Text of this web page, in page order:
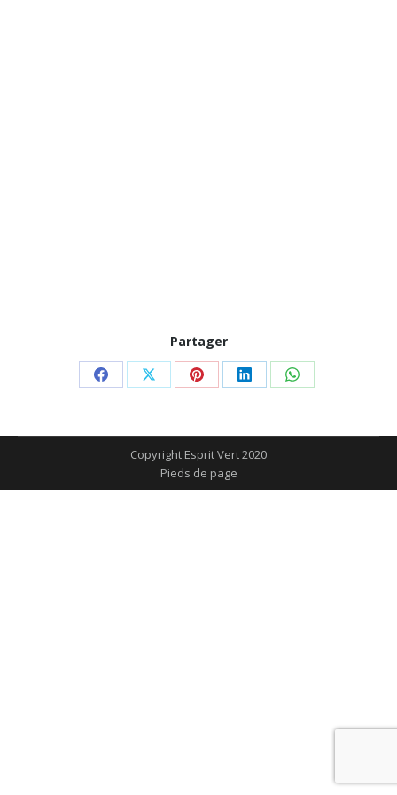
Partager
Partager
Facebook
Partager
X
Partager
Pinterest
Partager
LinkedIn
Partager
WhatsApp
Copyright Esprit Vert 2020
Pieds de page